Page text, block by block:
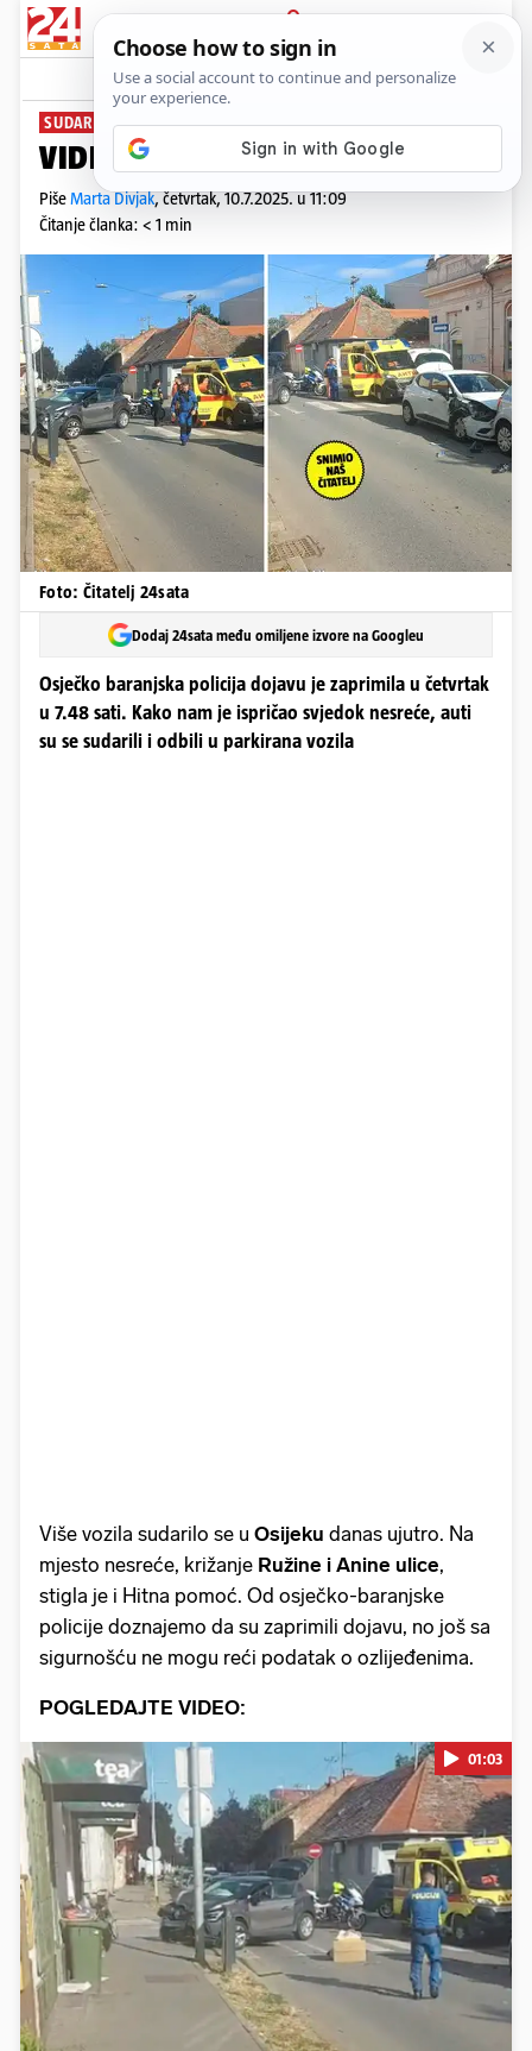
PRIJAVA
News Komentari
SUDARILI SE NA RASKRIŽJU
VIDEO Krš i lom u Osijeku
PišeMarta Divjak,četvrtak, 10.7.2025. u 11:09
Čitanje članka: < 1 min
Foto: Čitatelj 24sata
Dodaj 24sata među omiljene izvore na Googleu
Osječko baranjska policija dojavu je zaprimila u četvrtak
u 7.48 sati. Kako nam je ispričao svjedok nesreće, auti
su se sudarili i odbili u parkirana vozila
Više vozila sudarilo se u Osijeku danas ujutro. Na
mjesto nesreće, križanje Ružine i Anine ulice,
stigla je i Hitna pomoć. Od osječko-baranjske
policije doznajemo da su zaprimili dojavu, no još sa
sigurnošću ne mogu reći podatak o ozlijeđenima.
POGLEDAJTE VIDEO:
Pokretanje videa...
01:03